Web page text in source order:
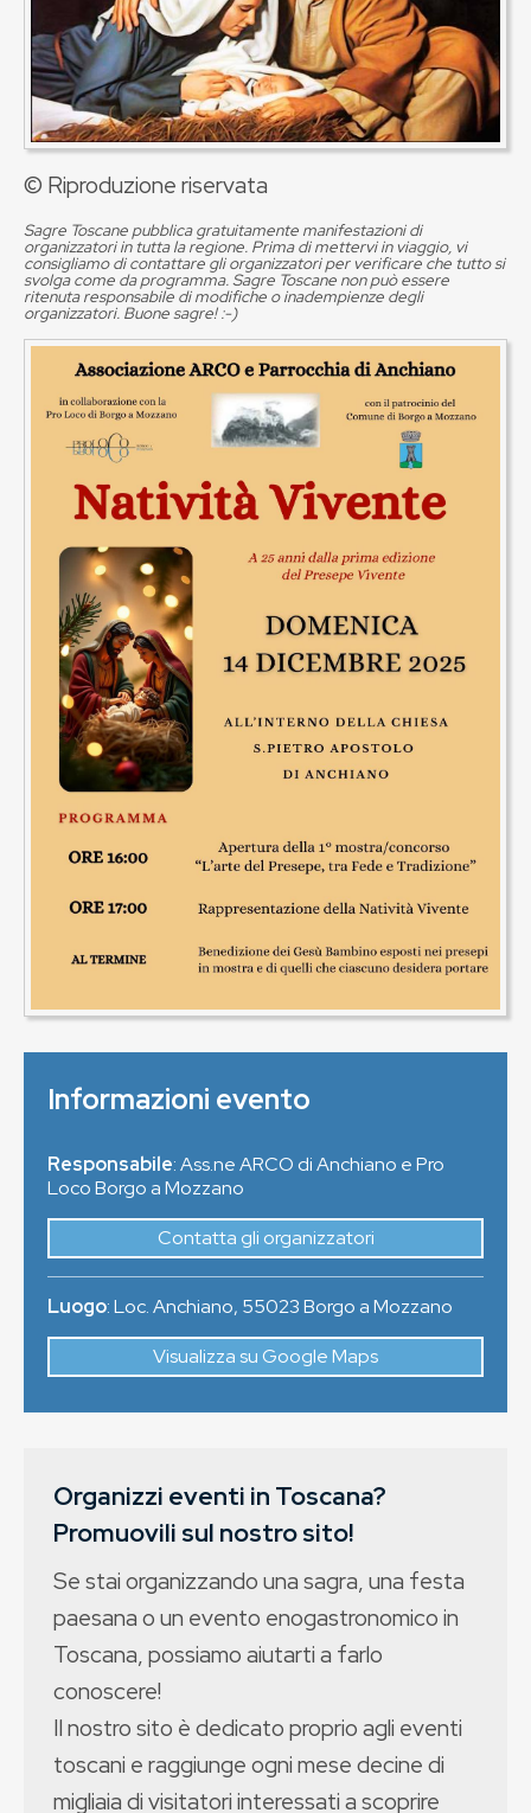
© Riproduzione riservata
Sagre Toscane pubblica gratuitamente manifestazioni di
organizzatori in tutta la regione. Prima di mettervi in viaggio, vi
consigliamo di contattare gli organizzatori per verificare che tutto si
svolga come da programma. Sagre Toscane non può essere
ritenuta responsabile di modifiche o inadempienze degli
organizzatori. Buone sagre! :-)
Informazioni evento
Responsabile: Ass.ne ARCO di Anchiano e Pro
Loco Borgo a Mozzano
Contatta gli organizzatori
Luogo:Loc. Anchiano, 55023Borgo a Mozzano
Visualizza su Google Maps
Organizzi eventi in Toscana?
Promuovili sul nostro sito!
Se stai organizzando una sagra, una festa
paesana o un evento enogastronomico in
Toscana, possiamo aiutarti a farlo
conoscere!
Il nostro sito è dedicato proprio agli eventi
toscani e raggiunge ogni mese decine di
migliaia di visitatori interessati a scoprire